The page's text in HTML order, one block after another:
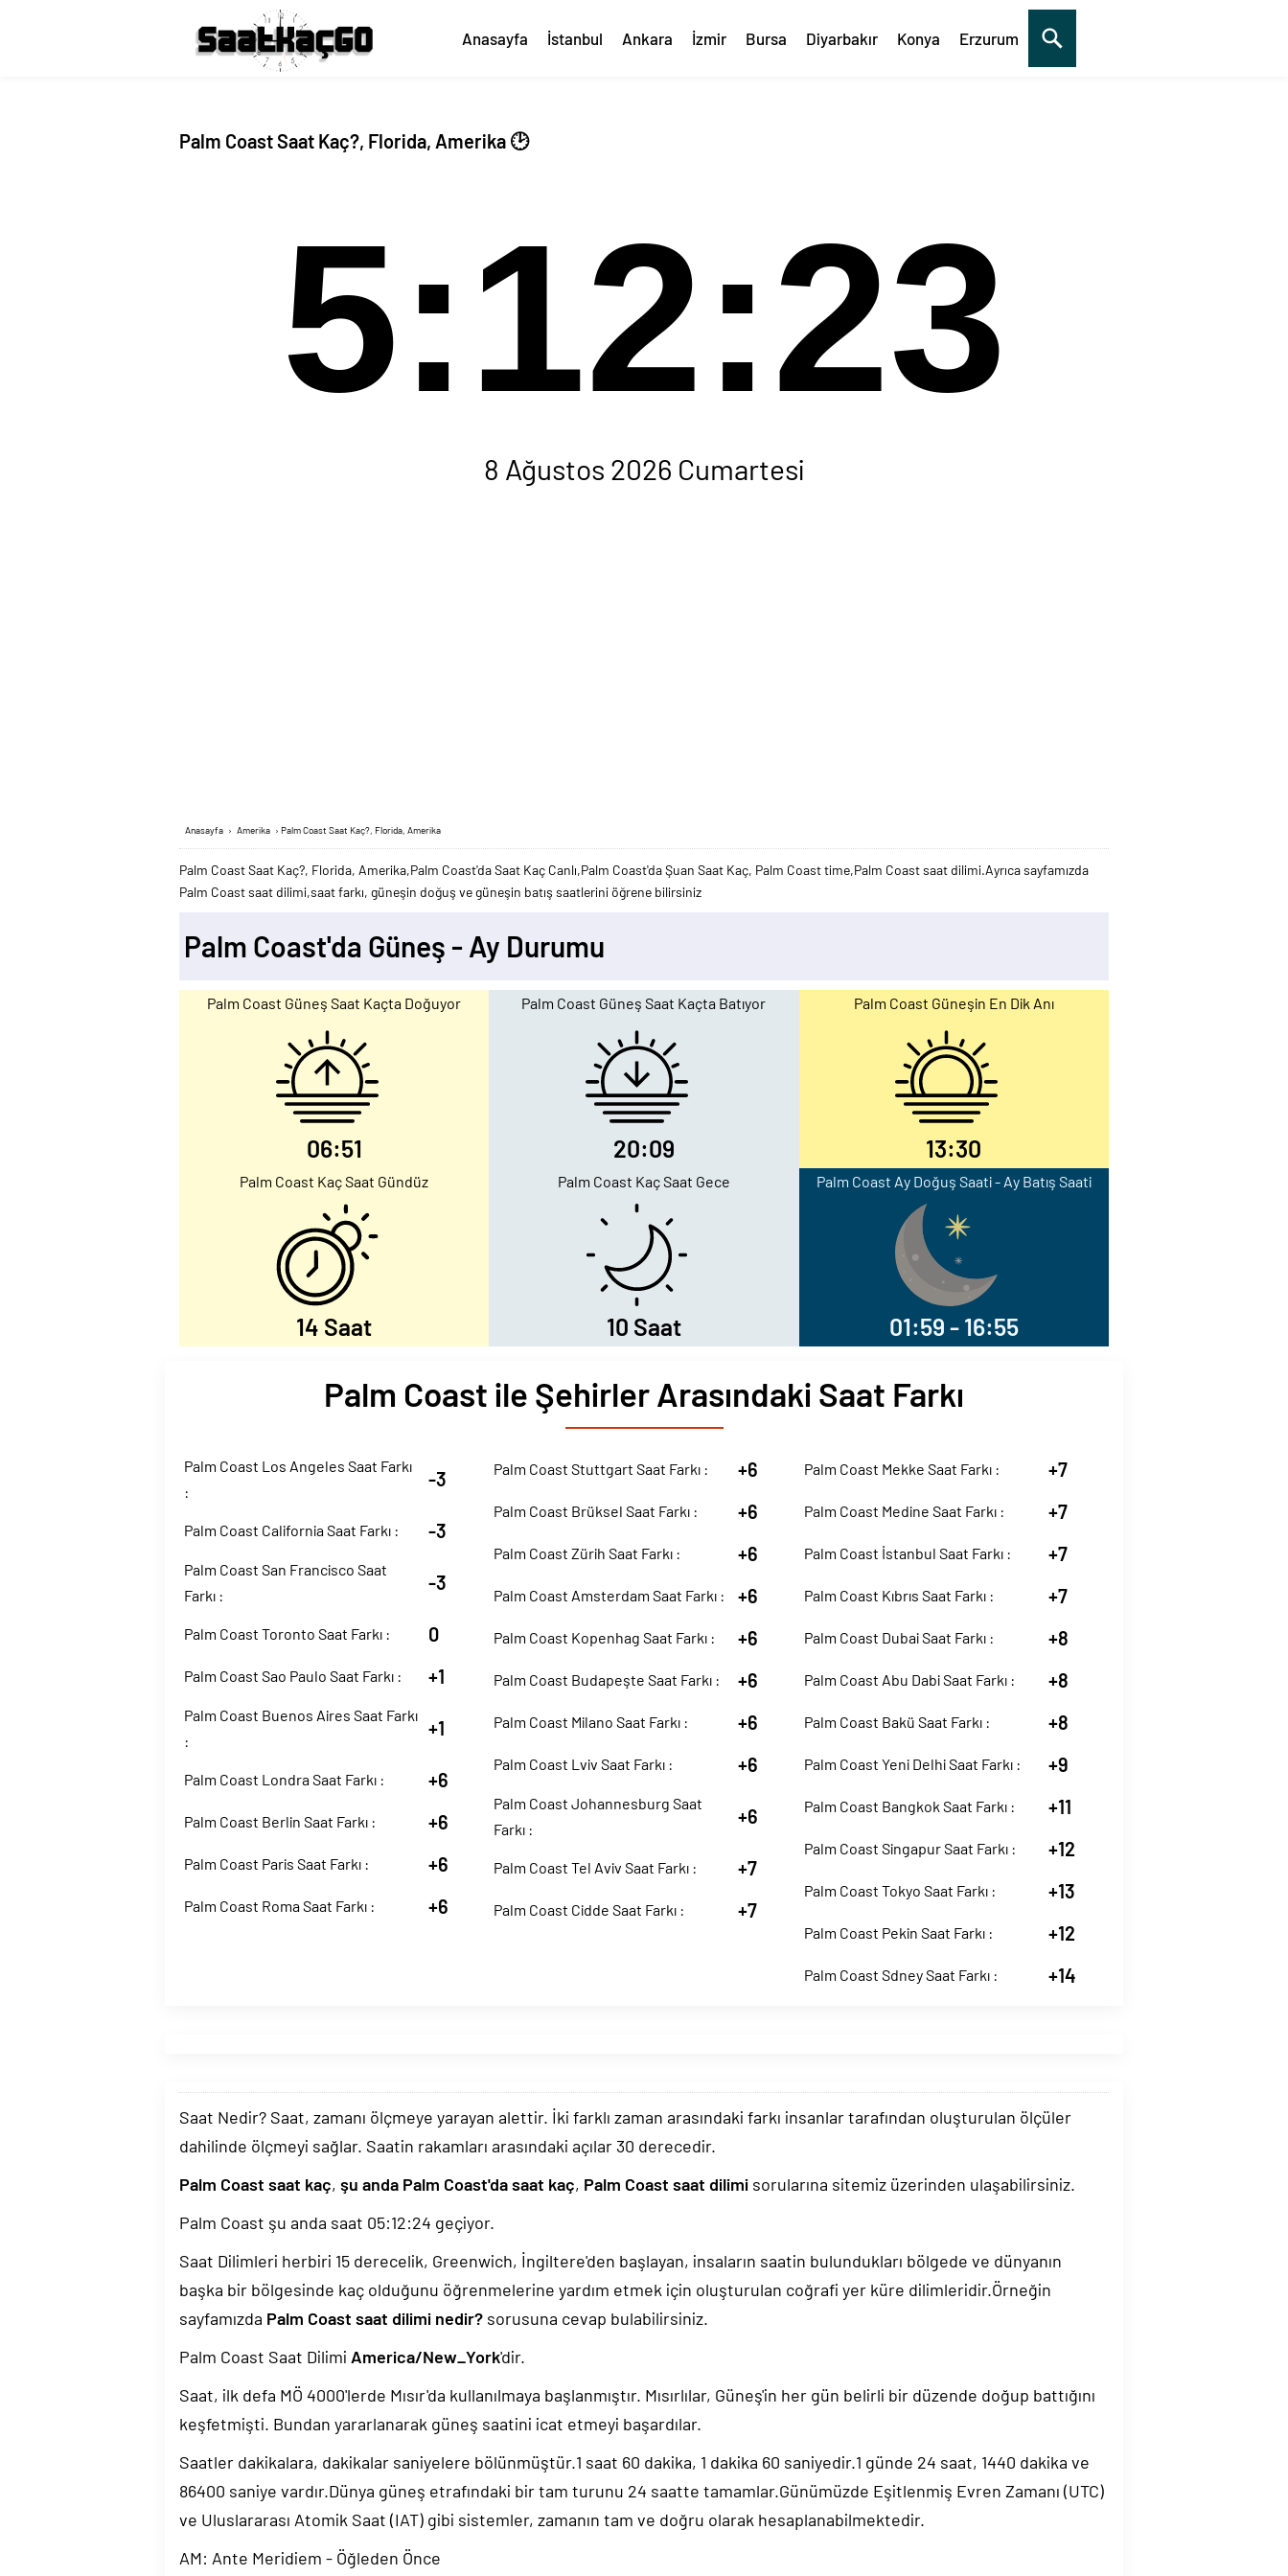
Anasayfa İstanbul Ankara İzmir Bursa Diyarbakır Konya Erzurum
Palm Coast Saat Kaç?, Florida, Amerika 🕑
5:12:24
8 Ağustos 2026 Cumartesi
Anasayfa › Amerika › Palm Coast Saat Kaç?, Florida, Amerika
Palm Coast Saat Kaç?, Florida, Amerika,Palm Coast'da Saat Kaç Canlı,Palm Coast'da Şuan Saat Kaç, Palm Coast time,Palm Coast saat dilimi.Ayrıca sayfamızda
Palm Coast saat dilimi,saat farkı, güneşin doğuş ve güneşin batış saatlerini öğrene bilirsiniz
Palm Coast'da Güneş - Ay Durumu
Palm Coast Güneş Saat Kaçta Doğuyor
06:51
Palm Coast Güneş Saat Kaçta Batıyor
20:09
Palm Coast Güneşin En Dik Anı
13:30
Palm Coast Kaç Saat Gündüz
14 Saat
Palm Coast Kaç Saat Gece
10 Saat
Palm Coast Ay Doğuş Saati - Ay Batış Saati
01:59 - 16:55
Palm Coast ile Şehirler Arasındaki Saat Farkı
Palm Coast Los Angeles Saat Farkı
:
-3
Palm Coast California Saat Farkı : -3
Palm Coast San Francisco Saat
Farkı :
-3
Palm Coast Toronto Saat Farkı : 0
Palm Coast Sao Paulo Saat Farkı : +1
Palm Coast Buenos Aires Saat Farkı
:
+1
Palm Coast Londra Saat Farkı : +6
Palm Coast Berlin Saat Farkı : +6
Palm Coast Paris Saat Farkı : +6
Palm Coast Roma Saat Farkı : +6
Palm Coast Stuttgart Saat Farkı : +6
Palm Coast Brüksel Saat Farkı : +6
Palm Coast Zürih Saat Farkı : +6
Palm Coast Amsterdam Saat Farkı : +6
Palm Coast Kopenhag Saat Farkı : +6
Palm Coast Budapeşte Saat Farkı : +6
Palm Coast Milano Saat Farkı : +6
Palm Coast Lviv Saat Farkı : +6
Palm Coast Johannesburg Saat
Farkı :
+6
Palm Coast Tel Aviv Saat Farkı : +7
Palm Coast Cidde Saat Farkı : +7
Palm Coast Mekke Saat Farkı : +7
Palm Coast Medine Saat Farkı : +7
Palm Coast İstanbul Saat Farkı : +7
Palm Coast Kıbrıs Saat Farkı : +7
Palm Coast Dubai Saat Farkı : +8
Palm Coast Abu Dabi Saat Farkı : +8
Palm Coast Bakü Saat Farkı : +8
Palm Coast Yeni Delhi Saat Farkı : +9
Palm Coast Bangkok Saat Farkı : +11
Palm Coast Singapur Saat Farkı : +12
Palm Coast Tokyo Saat Farkı : +13
Palm Coast Pekin Saat Farkı : +12
Palm Coast Sdney Saat Farkı : +14
Saat Nedir? Saat, zamanı ölçmeye yarayan alettir. İki farklı zaman arasındaki farkı insanlar tarafından oluşturulan ölçüler
dahilinde ölçmeyi sağlar. Saatin rakamları arasındaki açılar 30 derecedir.
Palm Coast saat kaç, şu anda Palm Coast'da saat kaç, Palm Coast saat dilimi sorularına sitemiz üzerinden ulaşabilirsiniz.
Palm Coast şu anda saat 05:12:25 geçiyor.
Saat Dilimleri herbiri 15 derecelik, Greenwich, İngiltere'den başlayan, insaların saatin bulundukları bölgede ve dünyanın
başka bir bölgesinde kaç olduğunu öğrenmelerine yardım etmek için oluşturulan coğrafi yer küre dilimleridir.Örneğin
sayfamızda Palm Coast saat dilimi nedir? sorusuna cevap bulabilirsiniz.
Palm Coast Saat Dilimi America/New_York'dir.
Saat, ilk defa MÖ 4000'lerde Mısır'da kullanılmaya başlanmıştır. Mısırlılar, Güneş'in her gün belirli bir düzende doğup battığını
keşfetmişti. Bundan yararlanarak güneş saatini icat etmeyi başardılar.
Saatler dakikalara, dakikalar saniyelere bölünmüştür.1 saat 60 dakika, 1 dakika 60 saniyedir.1 günde 24 saat, 1440 dakika ve
86400 saniye vardır.Dünya güneş etrafındaki bir tam turunu 24 saatte tamamlar.Günümüzde Eşitlenmiş Evren Zamanı (UTC)
ve Uluslararası Atomik Saat (IAT) gibi sistemler, zamanın tam ve doğru olarak hesaplanabilmektedir.
AM: Ante Meridiem - Öğleden Önce